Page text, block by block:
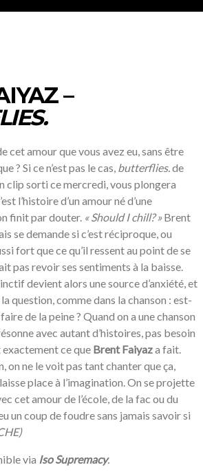
–
cet amour que vous avez eu, sans être
? Si ce n’est pas le cas, butterflies.de
clip sorti ce mercredi, vous plongera
l’histoire d’un amour né d’une
finit par douter. «Should I chill? »Brent
se demande si c’est réciproque, ou
fort que ce qu’il ressent au point de se
pas revoir ses sentiments à la baisse.
devient alors une source d’anxiété, et
question, comme dans la chanson : est-
de la peine ? Quand on a une chanson
avec autant d’histoires, pas besoin
exactement ce que Brent Faiyaza fait.
on ne le voit pas tant chanter que ça,
place à l’imagination. On se projette
cet amour de l’école, de la fac ou du
un coup de foudre sans jamais savoir si
via Iso Supremacy.